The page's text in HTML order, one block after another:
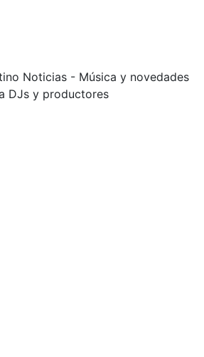
Noticias - Música y novedades
DJs y productores